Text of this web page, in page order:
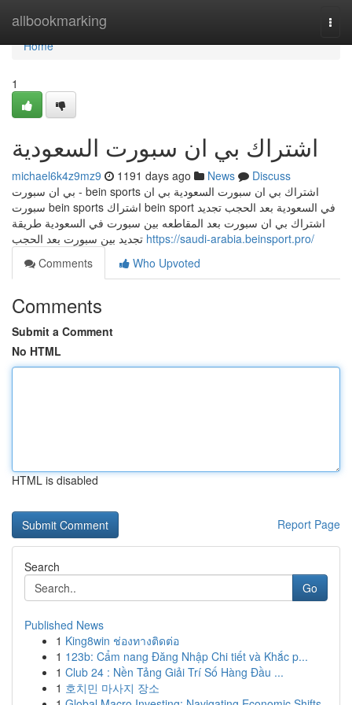
allbookmarking
Home
Home
1
اشتراك بي ان سبورت السعودية
michael6k4z9mz9 1191 days ago News
Discuss
بي ان سبورت - bein sports اشتراك بي ان سبورت السعودية بي ان
سبورت bein sports اشتراك bein sport في السعودية بعد الحجب تجديد
اشتراك بي ان سبورت بعد المقاطعه بين سبورت في السعودية طريقة
https://saudi-arabia.beinsport.pro/
Comments
Who Upvoted
Comments
Submit a Comment
No HTML
HTML is disabled
Report Page
Search
Go
Published News
1 King8win ช่องทางติดต่อ
1 123b: Cẩm nang Đăng Nhập Chi tiết và Khắc p...
1 Club 24 : Nền Tảng Giải Trí Số Hàng Đầu ...
1 호치민 마사지 장소